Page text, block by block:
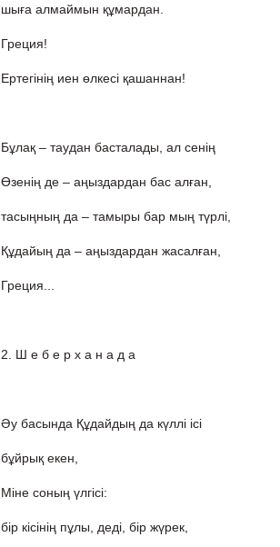
шыға алмаймын құмардан.
Греция!
Ертегінің иен өлкесі қашаннан!
Бұлақ – таудан басталады, ал сенің
Өзенің де – аңыздардан бас алған,
тасыңның да – тамыры бар мың түрлі,
Құдайың да – аңыздардан жасалған,
Греция...
2. Ш е б е р х а н а д а
Әу басында Құдайдың да күллі ісі
бұйрық екен,
Міне соның үлгісі:
бір кісінің пұлы, деді, бір жүрек,